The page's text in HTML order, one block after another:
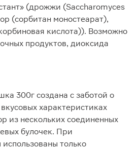
(дрожжи (Saccharomyces
(сорбитан моностеарат),
кислота)). Возможно
продуктов, диоксида
300г создана с заботой о
характеристиках
из нескольких соединенных
булочек. При
только